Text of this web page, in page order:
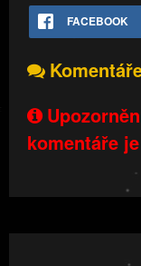
FACEBOOK
komentáře